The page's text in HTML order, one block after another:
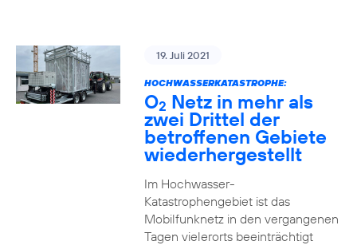
19. Juli 2021
HOCHWASSERKATASTROPHE:
O2 Netz in mehr als
zwei Drittel der
betroffenen Gebiete
wiederhergestellt
Im Hochwasser-
Katastrophengebiet ist das
Mobilfunknetz in den vergangenen
Tagen vielerorts beeinträchtigt